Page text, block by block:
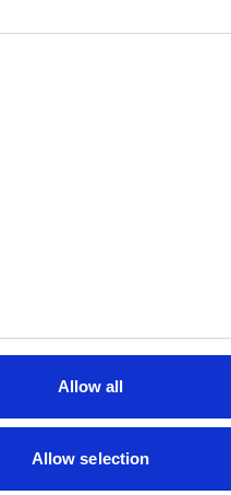
Allow all
Allow selection
η Σίκινος